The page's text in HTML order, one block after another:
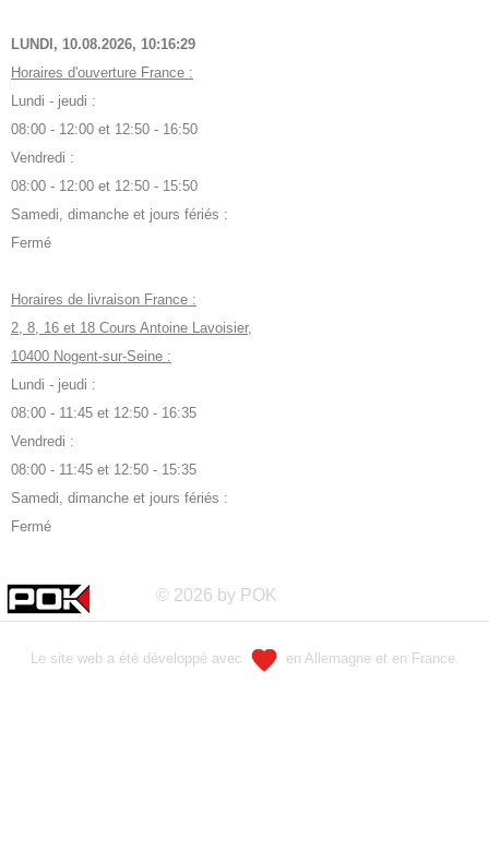
LUNDI, 10.08.2026, 10:16:30
Horaires d'ouverture France :
Lundi - jeudi :
08:00 - 12:00 et 12:50 - 16:50
Vendredi :
08:00 - 12:00 et 12:50 - 15:50
Samedi, dimanche et jours fériés :
Fermé
Horaires de livraison France :
2, 8, 16 et 18 Cours Antoine Lavoisier,
10400 Nogent-sur-Seine :
Lundi - jeudi :
08:00 - 11:45 et 12:50 - 16:35
Vendredi :
08:00 - 11:45 et 12:50 - 15:35
Samedi, dimanche et jours fériés :
Fermé
© 2026 by POK
Le site web a été développé avec en Allemagne et en France.